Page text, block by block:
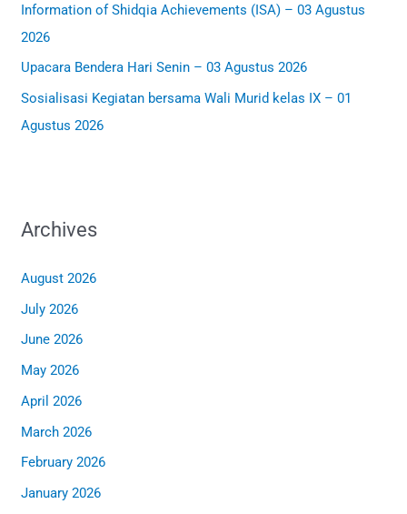
:Information of Shidqia Achievements (ISA) – 03 Agustus
2026
Upacara Bendera Hari Senin – 03 Agustus 2026
Sosialisasi Kegiatan bersama Wali Murid kelas IX – 01
Agustus 2026
Archives
August 2026
July 2026
June 2026
May 2026
April 2026
March 2026
February 2026
January 2026